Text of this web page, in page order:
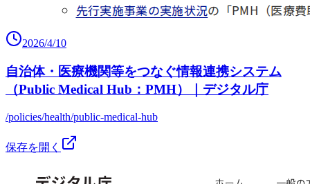
2026/4/10
自治体・医療機関等をつなぐ情報連携システム
（Public Medical Hub：PMH）｜デジタル庁
/policies/health/public-medical-hub
保存を開く